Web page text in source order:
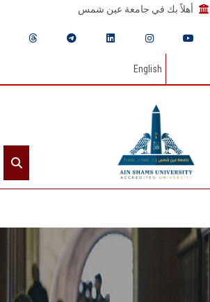
أهلاً بك في جامعة عين شمس
English
عن الجامعة